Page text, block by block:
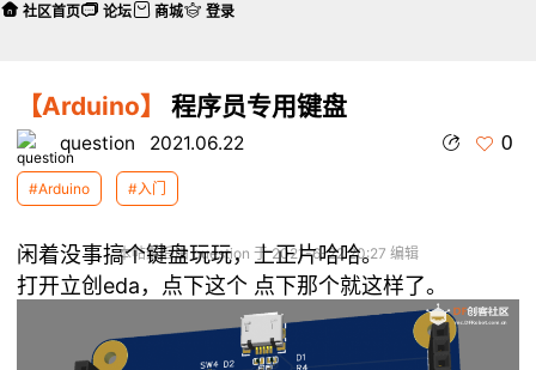
【Arduino】 程序员专用键盘
question 2021.06.22 0
#Arduino #入门
本帖最后由 question 于 2021-6-22 20:27 编辑
闲着没事搞个键盘玩玩，上正片哈哈。
打开立创eda，点下这个 点下那个就这样了。
社区首页 论坛 商城 登录